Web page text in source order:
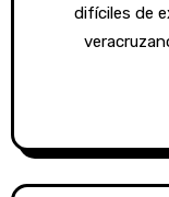
difíciles de